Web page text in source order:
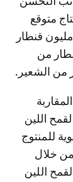
متوقع
90 مليون قنطار، منها 44 مليون قنطار
مليون قنطار من
اللين
للمنتوج
من خلال
اللين